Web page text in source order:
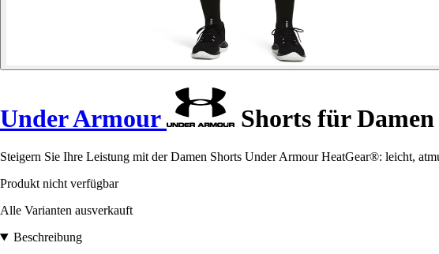
Under Armour Shorts für
Steigern Sie Ihre Leistung mit der Damen Shorts Under Armour HeatGear®: leicht,
Produkt nicht verfügbar
Alle Varianten ausverkauft
Beschreibung